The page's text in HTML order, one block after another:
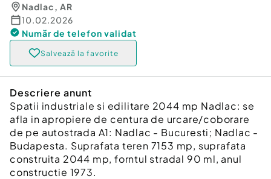
Nadlac, AR
10.02.2026
Număr de telefon validat
Salvează la favorite
Descriere anunt
Spatii industriale si edilitare 2044 mp Nadlac: se
afla in apropiere de centura de urcare/coborare
de pe autostrada A1: Nadlac - Bucuresti; Nadlac -
Budapesta. Suprafata teren 7153 mp, suprafata
construita 2044 mp, forntul stradal 90 ml, anul
constructie 1973.